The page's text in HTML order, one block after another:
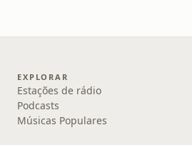
EXPLORAR
Estações de rádio
Podcasts
Músicas Populares